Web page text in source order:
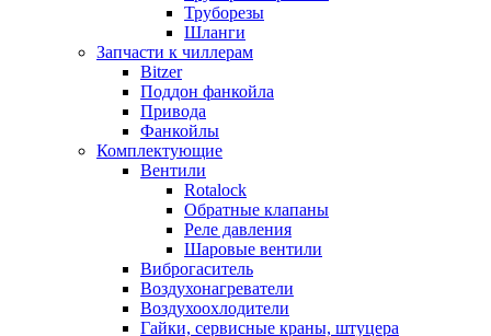
Труборезы
Шланги
Запчасти к чиллерам
Bitzer
Поддон фанкойла
Привода
Фанкойлы
Комплектующие
Вентили
Rotalock
Обратные клапаны
Реле давления
Шаровые вентили
Виброгаситель
Воздухонагреватели
Воздухоохлодители
Гайки, сервисные краны, штуцера